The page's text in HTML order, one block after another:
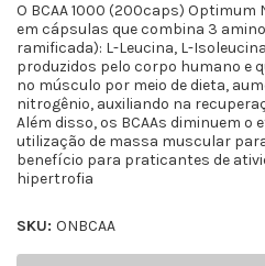
O BCAA 1000 (200caps)
em cápsulas que combina 3
ramificada): L-Leucina, L-
produzidos pelo corpo humano e
no músculo por meio de dieta,
nitrogênio, auxiliando na
Além disso, os BCAAs diminuem o
utilização de massa muscular
benefício para praticantes de
hipertrofia
SKU: ONBCAA